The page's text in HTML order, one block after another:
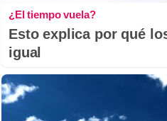
¿El tiempo vuela?
Esto explica por qué
igual